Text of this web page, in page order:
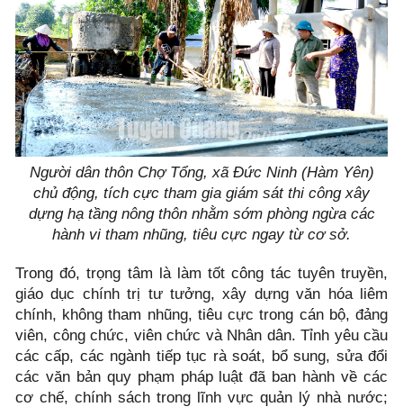
Người dân thôn Chợ Tổng, xã Đức Ninh (Hàm Yên)
chủ động, tích cực tham gia giám sát thi công xây
dựng hạ tầng nông thôn nhằm sớm phòng ngừa các
hành vi tham nhũng, tiêu cực ngay từ cơ sở.
Trong đó, trọng tâm là làm tốt công tác tuyên truyền,
giáo dục chính trị tư tưởng, xây dựng văn hóa liêm
chính, không tham nhũng, tiêu cực trong cán bộ, đảng
viên, công chức, viên chức và Nhân dân. Tỉnh yêu cầu
các cấp, các ngành tiếp tục rà soát, bổ sung, sửa đổi
các văn bản quy phạm pháp luật đã ban hành về các
cơ chế, chính sách trong lĩnh vực quản lý nhà nước;